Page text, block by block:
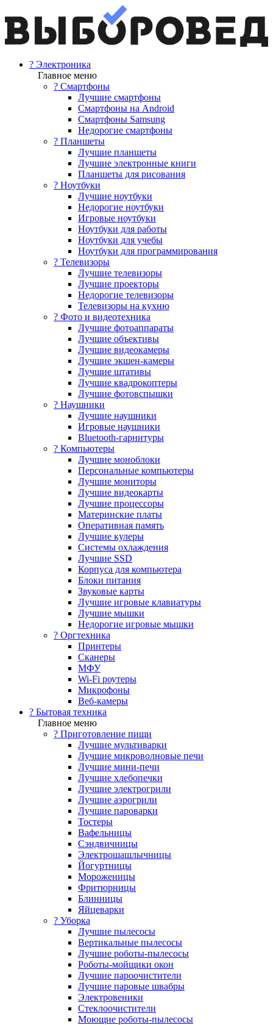
? Электроника
Главное меню
? Смартфоны
Лучшие смартфоны
Смартфоны на Android
Смартфоны Samsung
Недорогие смартфоны
? Планшеты
Лучшие планшеты
Лучшие электронные книги
Планшеты для рисования
? Ноутбуки
Лучшие ноутбуки
Недорогие ноутбуки
Игровые ноутбуки
Ноутбуки для работы
Ноутбуки для учебы
Ноутбуки для программирования
? Телевизоры
Лучшие телевизоры
Лучшие проекторы
Недорогие телевизоры
Телевизоры на кухню
? Фото и видеотехника
Лучшие фотоаппараты
Лучшие объективы
Лучшие видеокамеры
Лучшие экшен-камеры
Лучшие штативы
Лучшие квадрокоптеры
Лучшие фотовспышки
? Наушники
Лучшие наушники
Игровые наушники
Bluetooth-гарнитуры
?️ Компьютеры
Лучшие моноблоки
Персональные компьютеры
Лучшие мониторы
Лучшие видеокарты
Лучшие процессоры
Материнские платы
Оперативная память
Лучшие кулеры
Системы охлаждения
Лучшие SSD
Корпуса для компьютера
Блоки питания
Звуковые карты
Лучшие игровые клавиатуры
Лучшие мышки
Недорогие игровые мышки
?️ Оргтехника
Принтеры
Сканеры
МФУ
Wi-Fi роутеры
Микрофоны
Веб-камеры
? Бытовая техника
Главное меню
? Приготовление пищи
Лучшие мультиварки
Лучшие микроволновые печи
Лучшие мини-печи
Лучшие хлебопечки
Лучшие электрогрили
Лучшие аэрогрили
Лучшие пароварки
Тостеры
Вафельницы
Сэндвичницы
Электрошашлычницы
Йогуртницы
Мороженицы
Фритюрницы
Блинницы
Яйцеварки
? Уборка
Лучшие пылесосы
Вертикальные пылесосы
Лучшие роботы-пылесосы
Роботы-мойщики окон
Лучшие пароочистители
Лучшие паровые швабры
Электровеники
Стеклоочистители
Моющие роботы-пылесосы